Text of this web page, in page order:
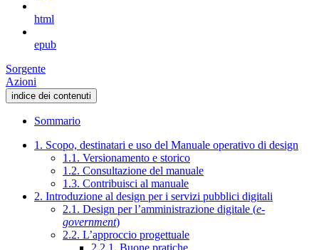
html
epub
Sorgente
Azioni
indice dei contenuti
Sommario
1. Scopo, destinatari e uso del Manuale operativo di design
1.1. Versionamento e storico
1.2. Consultazione del manuale
1.3. Contribuisci al manuale
2. Introduzione al design per i servizi pubblici digitali
2.1. Design per l’amministrazione digitale (e-
government)
2.2. L’approccio progettuale
2.2.1. Buone pratiche